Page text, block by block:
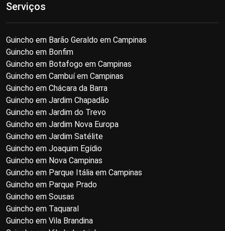
Serviços
Guincho em Barão Geraldo em Campinas
Guincho em Bonfim
Guincho em Botafogo em Campinas
Guincho em Cambuí em Campinas
Guincho em Chácara da Barra
Guincho em Jardim Chapadão
Guincho em Jardim do Trevo
Guincho em Jardim Nova Europa
Guincho em Jardim Satélite
Guincho em Joaquim Egídio
Guincho em Nova Campinas
Guincho em Parque Itália em Campinas
Guincho em Parque Prado
Guincho em Sousas
Guincho em Taquaral
Guincho em Vila Brandina